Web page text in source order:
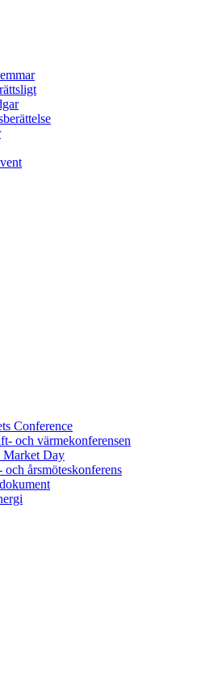
Conference
och värmekonferensen
Market Day
och årsmöteskonferens